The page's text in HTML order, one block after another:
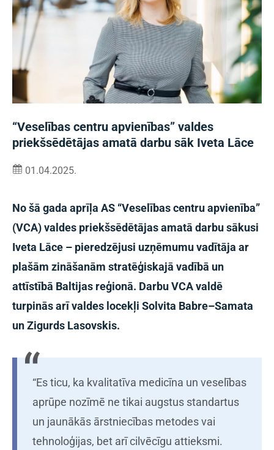
“Veselības centru apvienības” valdes
priekšsēdētājas amatā darbu sāk Iveta Lāce
01.04.2025.
No šā gada aprīļa AS “Veselības centru apvienība”
(VCA) valdes priekšsēdētājas amatā darbu sākusi
Iveta Lāce – pieredzējusi uzņēmumu vadītāja ar
plašām zināšanām stratēģiskajā vadībā un
attīstībā Baltijas reģionā. Darbu VCA valdē
turpinās arī valdes locekļi Solvita Babre–Samata
un Zigurds Lasovskis.
“Es ticu, ka kvalitatīva medicīna un veselības
aprūpe nozīmē ne tikai augstus standartus
un jaunākās ārstniecības metodes vai
tehnoloģijas, bet arī cilvēcīgu attieksmi.